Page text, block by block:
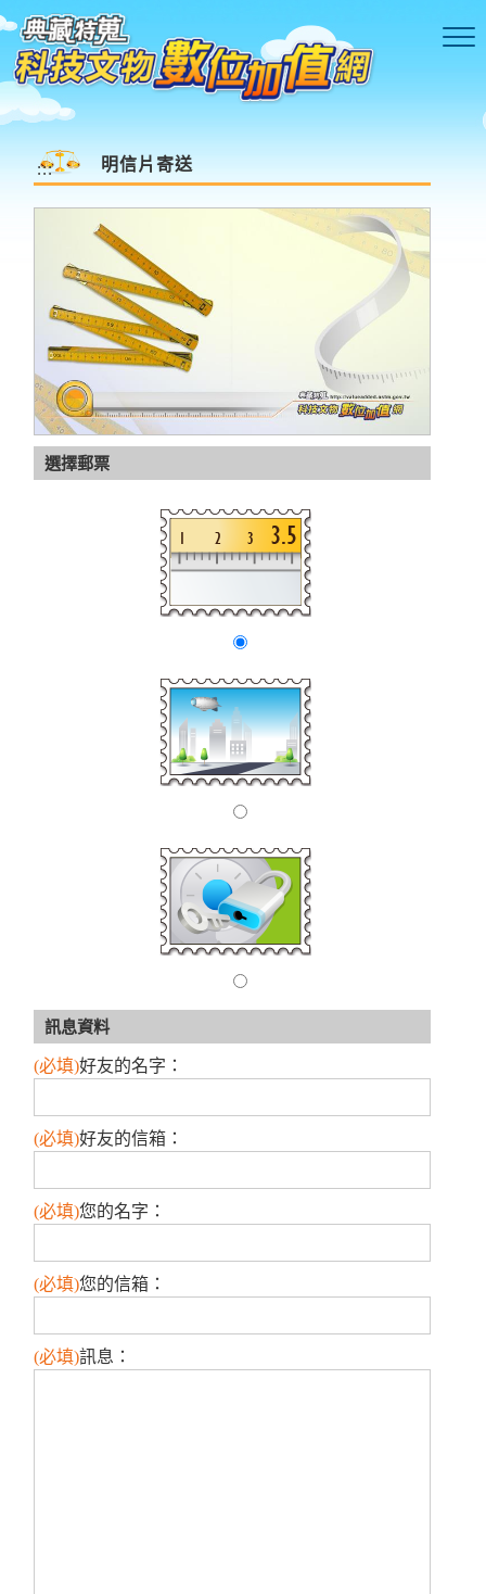
跳到主要內容區塊
::: 明信片寄送
選擇郵票
訊息資料
(必填)好友的名字 ：
(必填)好友的信箱 ：
(必填)您的名字 ：
(必填)您的信箱 ：
(必填)訊息 ：
語音驗証碼
更新驗証碼